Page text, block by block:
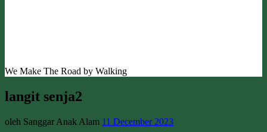
We Make The Road by Walking
langit senja2
oleh Sanggar Anak Alam 11 December 2023